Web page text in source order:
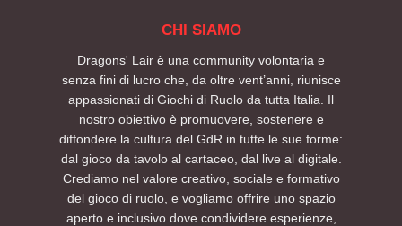
CHI SIAMO
Dragons' Lair è una community volontaria e
senza fini di lucro che, da oltre vent’anni, riunisce
appassionati di Giochi di Ruolo da tutta Italia. Il
nostro obiettivo è promuovere, sostenere e
diffondere la cultura del GdR in tutte le sue forme:
dal gioco da tavolo al cartaceo, dal live al digitale.
Crediamo nel valore creativo, sociale e formativo
del gioco di ruolo, e vogliamo offrire uno spazio
aperto e inclusivo dove condividere esperienze,